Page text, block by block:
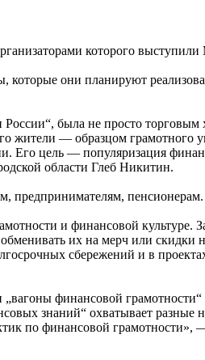
которого
они планируют
была не просто торговым
жители — образцом грамотного
Его цель — популяризация
области Глеб Никитин.
предпринимателям, пенсионерам.
и финансовой культуре.
их на мерч или скидки
сбережений и в
финансовой грамотности“
знаний“ охватывает разные
по финансовой грамотности»,